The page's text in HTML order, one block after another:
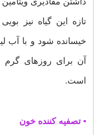
تازه این گیاه نیز
خیسانده شود و با
آن برای روزهای گرم
است.
▪ تصفیه کننده خون